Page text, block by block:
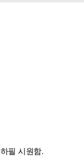
필 시원함.